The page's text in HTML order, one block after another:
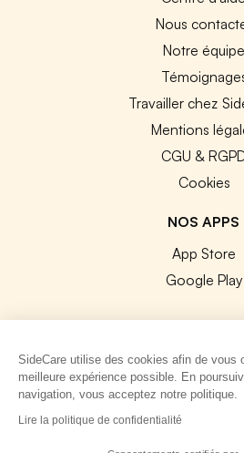
Nous
Notre équipe
Travailler chez
Mentions
CGU &
Cookies
NOS APPS
App Store
Google Play
© 2026 SideCare. Tous
SideCare utilise des cookies afin de vous
meilleure expérience possible. En
navigation, vous acceptez notre politique.
Lire la politique de confidentialité